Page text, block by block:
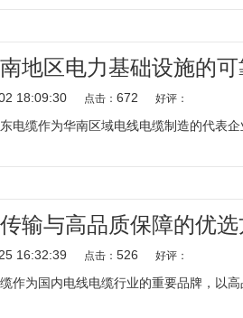
地区电力基础设施的
18:09:30 点击： 672 好评：
电缆作为华南区域电线电缆制造的代表
输与高品质保障的优选
16:32:39 点击： 526 好评：
作为国内电线电缆行业的重要品牌，以